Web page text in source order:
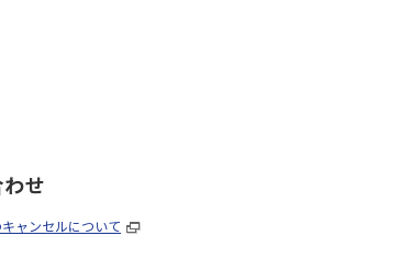
せ
ャンセルについて